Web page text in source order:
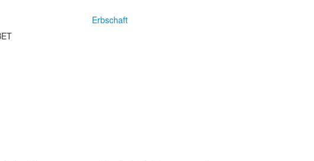
Erbschaft